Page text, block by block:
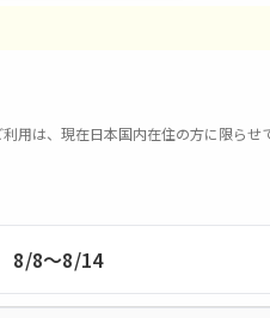
用は、現在日本国内在住の方に限らせ
8/8〜8/14